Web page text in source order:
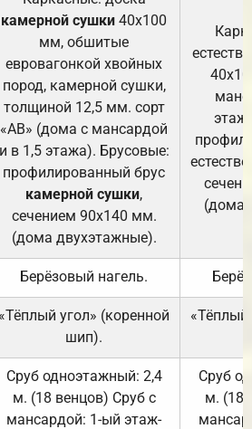
камерной сушки 40х100
мм, обшитые
евровагонкой хвойных
пород, камерной сушки,
толщиной 12,5 мм. сорт
«АВ» (дома с мансардой
и в 1,5 этажа). Брусовые:
профилированный брус
камерной сушки,
сечением 90х140 мм.
(дома двухэтажные).
(дома
Берёзовый нагель.
«Тёплый угол» (коренной
шип).
«Тёплый
Сруб одноэтажный: 2,4
м. (18 венцов) Сруб с
мансардой: 1-ый этаж-
Сруб
м. (18